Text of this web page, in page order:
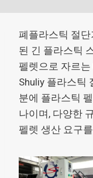
폐플라스틱 절
된 긴 플라스틱
펠렛으로 자르
Shuliy 플라스틱
분에 플라스틱
나이며, 다양한
펠렛 생산 요구